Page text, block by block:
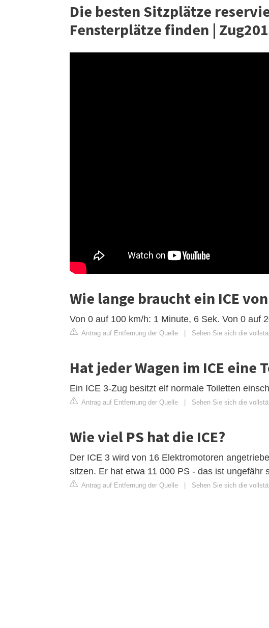
Die besten Sitzplätze
Fensterplätze finden |
Wie lange braucht ein ICE
Von 0 auf 100 km/h: 1 Minute, 6 Sek. Von 0 auf
Antrag auf Entfernung der Quelle | Sehen Sie sich die
Hat jeder Wagen im ICE eine
Ein ICE 3-Zug besitzt elf normale Toiletten
Antrag auf Entfernung der Quelle | Sehen Sie sich die
Wie viel PS hat die ICE?
Der ICE 3 wird von 16 Elektromotoren
sitzen. Er hat etwa 11 000 PS - das ist ungefähr
Antrag auf Entfernung der Quelle | Sehen Sie sich die